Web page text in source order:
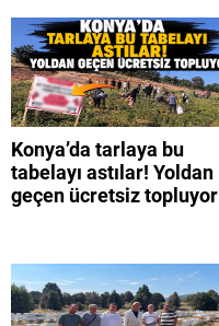
Konya’da tarlaya bu
tabelayı astılar! Yoldan
geçen ücretsiz topluyor